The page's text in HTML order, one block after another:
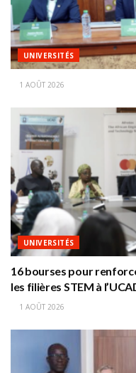
UNIVERSITÉS
1 AOÛT 2026
UNIVERSITÉS
16 bourses pour
les filières STEM à
1 AOÛT 2026